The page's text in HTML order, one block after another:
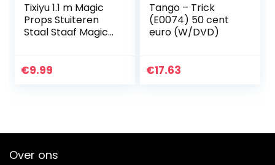
Tixiyu 1.1 m Magic
Props Stuiteren
Staal Staaf Magic
Magische
€9.99
Tango – Trick
(E0074) 50 cent
euro (W/DVD)
€17.63
Over ons